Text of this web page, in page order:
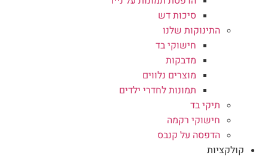
סיכות דש
התינוקות שלנו
חישוקי בד
מדבקות
מוצרים נלווים
תמונות לחדרי ילדים
תיקי בד
חישוקי רקמה
הדפסה על קנבס
קולקציות